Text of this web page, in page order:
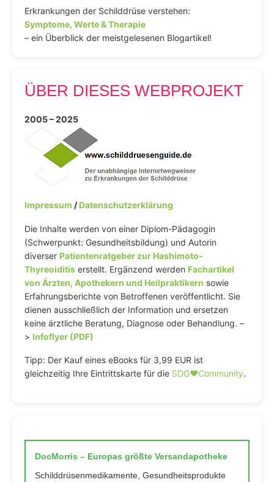
Erkrankungen der Schilddrüse verstehen:
Symptome, Werte & Therapie
– ein Überblick der meistgelesenen Blogartikel!
ÜBER DIESES WEBPROJEKT
2005 – 2025
Impressum /Datenschutzerklärung
Die Inhalte werden von einer Diplom-Pädagogin
(Schwerpunkt: Gesundheitsbildung) und Autorin
diverser Patientenratgeber zur Hashimoto-
Thyreoiditis erstellt. Ergänzend werden Fachartikel
von Ärzten, Apothekern und Heilpraktikern sowie
Erfahrungsberichte von Betroffenen veröffentlicht. Sie
dienen ausschließlich der Information und ersetzen
keine ärztliche Beratung, Diagnose oder Behandlung. –
> Infoflyer (PDF)
Tipp: Der Kauf eines eBooks für 3,99 EUR ist
gleichzeitig Ihre Eintrittskarte für die SDG♥️Community.
DocMorris – Europas größte Versandapotheke
Schilddrüsenmedikamente, Gesundheitsprodukte